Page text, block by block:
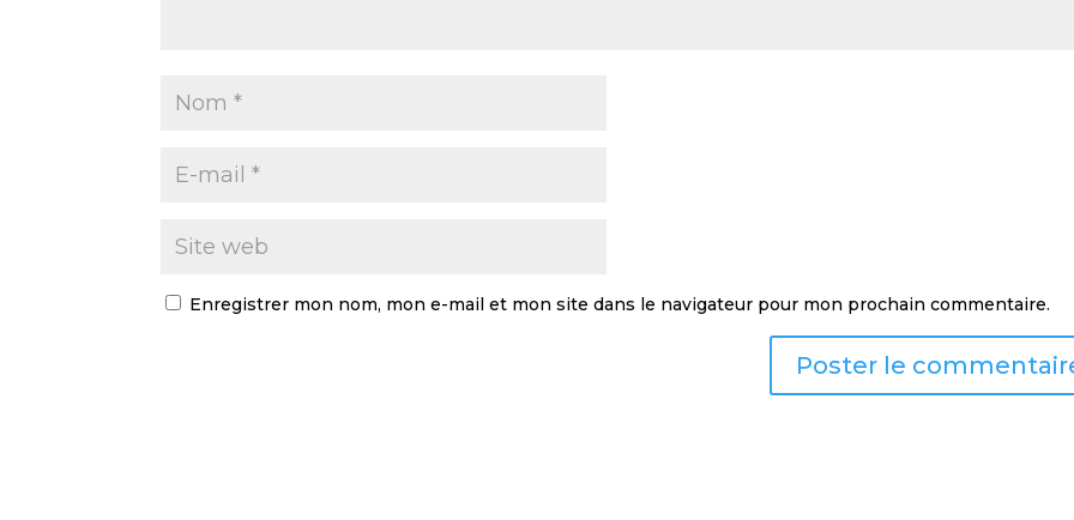
Enregistrer mon nom, mon e-mail et mon site dans le navigateur pour mon prochain commentaire.